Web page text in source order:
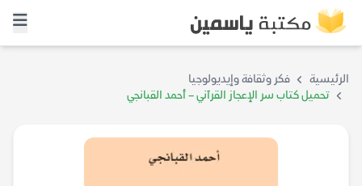
الرئيسية
فكر وثقافة وإيديولوجيا
تحميل كتاب سر الإعجاز القرآني – أحمد القبانجي